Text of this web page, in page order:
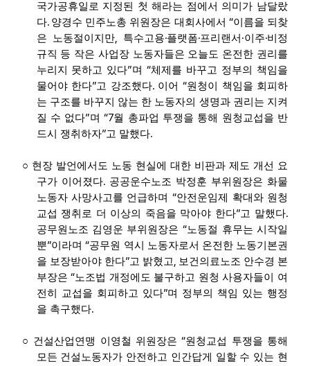
국가공휴일로 지정된 첫 해라는 점에서 의미가 남달랐
다. 양경수 민주노총 위원장은 대회사에서 “이름을 되찾
은 노동절이지만, 특수고용·플랫폼·프리랜서 ·이주·비정
규직 등 작은 사업장 노동자들은 오늘도 온전한 권리를
누리지 못하고 있다”며 “체제를 바꾸고 정부의 책임을
물어야 한다”고 강조했다. 이어 “원청이 책임을 회피하
는 구조를 바꾸지 않는 한 노동자의 생명과 권리는 지켜
질 수 없다”며 “7월 총파업 투쟁을 통해 원청교섭을 반
드시 쟁취하자”고 말했다.
○ 현장 발언에서도 노동 현실에 대한 비판과 제도 개선 요
구가 이어졌다. 공공운수노조 박정훈 부위원장은 화물
노동자 사망사고를 언급하며 “안전운임제 확대와 원청
교섭 쟁취로 더 이상의 죽음을 막아야 한다”고 말했다.
공무원노조 김영운 부위원장은 “노동절 휴무는 시작일
뿐”이라며“공무원 역시 노동자로서 온전한 노동기본권
을 보장받아야 한다”고 밝혔고, 보건의료노조 안수경 본
부장은“노조법 개정에도 불구하고 원청 사용자들이 여
전히 교섭을 회피하고 있다”며 정부의 책임 있는 행정
을 촉구했다.
○ 건설산업연맹 이영철 위원장은“원청교섭 투쟁을 통해
모든 건설노동자가 안전하고 인간답게 일할 수 있는 현